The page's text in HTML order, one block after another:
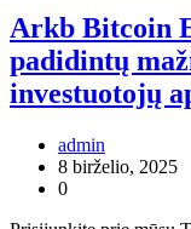
Arkb Bitcoin
padidintų
investuotojų
admin
8 birželio, 2025
0